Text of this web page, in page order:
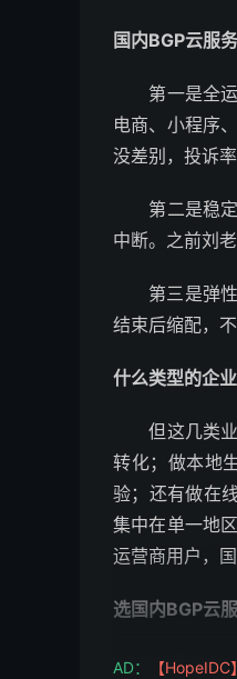
国内BGP云服
第一是全运
电商、小程序
没差别，投诉率
第二是稳定
中断。之前刘
第三是弹性
结束后缩配，
什么类型的企
但这几类业
转化；做本地
验；还有做在
集中在单一地
运营商用户，
选国内BGP云
1、确认“真
AD： 【HopeIDC】